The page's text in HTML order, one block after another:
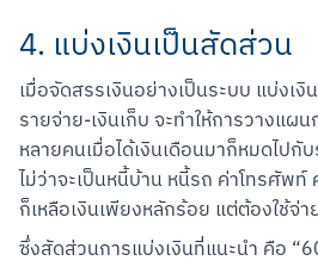
4. แบ่งเงินเป็นสัดส่วน
เมื่อจัดสรรเงินอย่างเป็นระบบ แบ่งเ
รายจ่าย-เงินเก็บ จะทำให้การวางแผ
หลายคนเมื่อได้เงินเดือนมาก็หมดไป
ไม่ว่าจะเป็นหนี้บ้าน หนี้รถ ค่าโทรศัพ
ก็เหลือเงินเพียงหลักร้อย แต่ต้องใช้จ่
ซึ่งสัดส่วนการแบ่งเงินที่แนะนำ คือ